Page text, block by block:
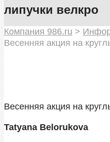
липучки велкро
Компания 986.ru >
Весенняя акция на
Весенняя акция на
Tatyana Belorukova